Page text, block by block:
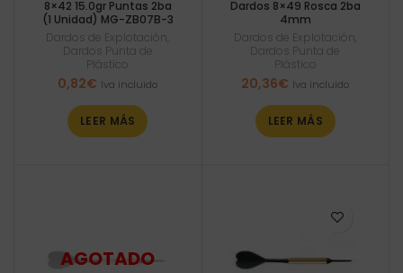
8×42 15.0gr Puntas 2ba
(1 Unidad) MG-ZB07B-3
Dardos de Explotación
Dardos Punta de
Plástico
0,82€ Iva incluido
LEER MÁS
Dardos 8×49 Rosca 2ba
4mm
Dardos de Explotación
Dardos Punta de
Plástico
20,36€ Iva incluido
LEER MÁS